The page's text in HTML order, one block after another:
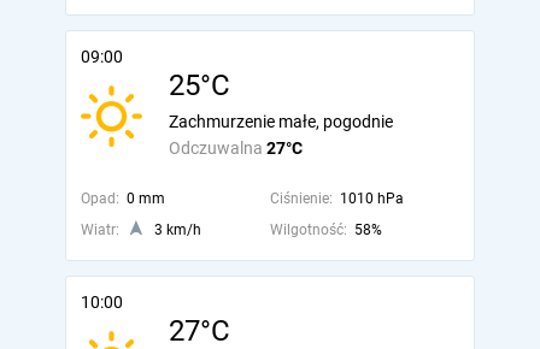
09:00
25°C
Odczuwalna 27°C
Zachmurzenie małe, pogodnie
Opad: 0 mm Ciśnienie: 1010 hPa
Wiatr:
3 km/h Wilgotność: 58%
10:00
27°C